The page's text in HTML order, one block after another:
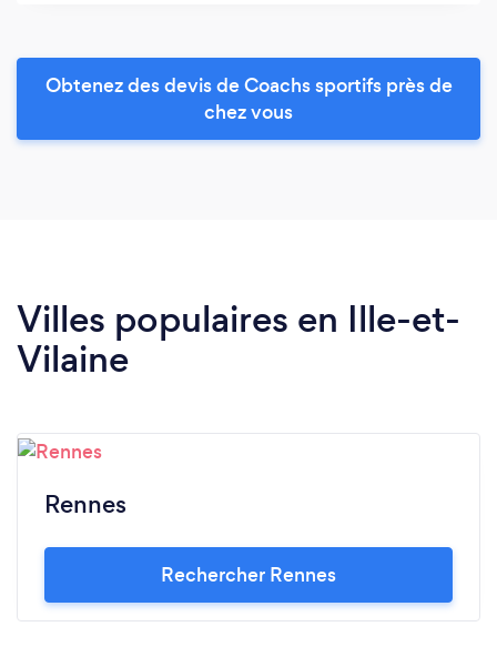
Obtenez des devis de Coachs sportifs près de
chez vous
Villes populaires en Ille-et-
Vilaine
Rennes
Rechercher Rennes